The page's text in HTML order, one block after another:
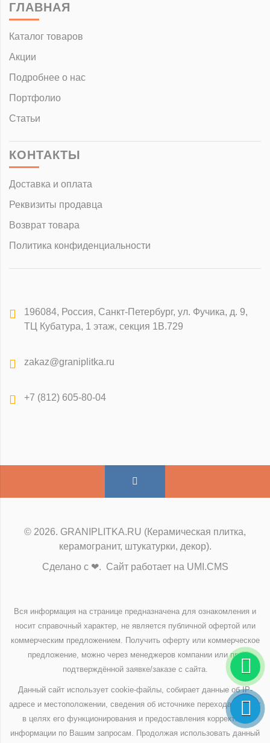
ГЛАВНАЯ
Каталог товаров
Акции
Подробнее о нас
Портфолио
Статьи
КОНТАКТЫ
Доставка и оплата
Реквизиты продавца
Возврат товара
Политика конфиденциальности
196084, Россия, Санкт-Петербург, ул. Фучика, д. 9,
ТЦ Кубатура, 1 этаж, секция 1В.729
zakaz@graniplitka.ru
+7 (812) 605-80-04
© 2026. GRANIPLITKA.RU (Керамическая плитка,
керамогранит, штукатурки, декор).
Сделано с ❤. Сайт работает на UMI.CMS
Вся информация на странице предназначена для ознакомления и
носит справочный характер, не является публичной офертой или
коммерческим предложением. Получить оферту или коммерческое
предложение, можно через менеджеров компании или при
подтверждённой заявке/заказе с сайта.
Данный сайт использует cookie-файлы, собирает данные об IP-
адресе и местоположении, сведения об источнике перехода на сайт
в целях его функционирования и предоставления корректной
информации по Вашим запросам. Продолжая использовать данный